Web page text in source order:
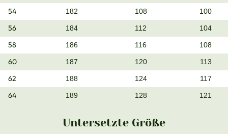
54 182 108 100
56 184 112 104
58 186 116 108
60 187 120 113
62 188 124 117
64 189 128 121
Untersetzte Größe